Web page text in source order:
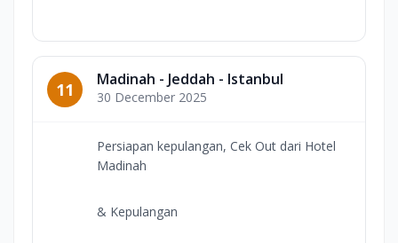
11 Madinah - Jeddah - Istanbul
30 December 2025
Persiapan kepulangan, Cek Out dari Hotel
Madinah
& Kepulangan